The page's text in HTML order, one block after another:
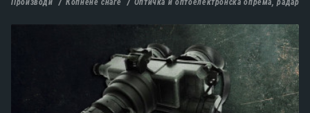
Производи Копнене снаге Оптичка и оптоелектронска опрема,